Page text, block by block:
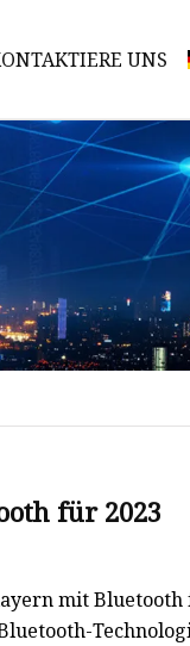
UNS
für 2023
mit Bluetooth